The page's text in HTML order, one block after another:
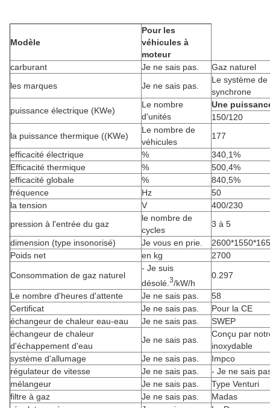
Modèle
Pour les
véhicules à
moteur
carburant
Je ne sais pas.
Gaz naturel
les marques
Je ne sais pas.
Le système
synchrone
puissance électrique (KWe)
Le nombre
d'unités
Une
150/120
la puissance thermique ((KWe)
Le nombre de
véhicules
177
efficacité électrique
%
340,1%
Efficacité thermique
%
500,4%
efficacité globale
%
840,5%
fréquence
Hz
50
la tension
V
400/230
pression à l'entrée du gaz
le nombre de
cycles
3 à 5
dimension (type insonorisé)
Je vous en prie.
Poids net
en kg 2700
Consommation de gaz naturel
- Je suis
désolé. 3/kW/h
0.297
Le nombre d'heures d'attente Je ne sais pas.
58
Certificat
Je ne sais pas.
Pour la CE
échangeur de chaleur eau-eau
Je ne sais pas.
SWEP
échangeur de chaleur
d'échappement d'eau
Je ne sais pas.
Conçu par
inoxydable
système d'allumage
Je ne sais pas.
Impco
régulateur de vitesse
Je ne sais pas.
- Je ne sais
mélangeur
Je ne sais pas.
Type Venturi
filtre à gaz
Je ne sais pas.
Madas